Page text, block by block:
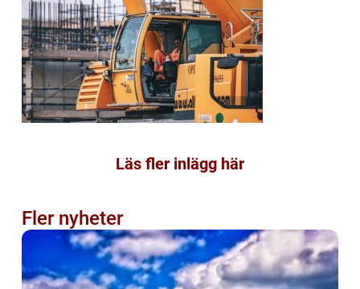
Läs fler inlägg här
Fler nyheter